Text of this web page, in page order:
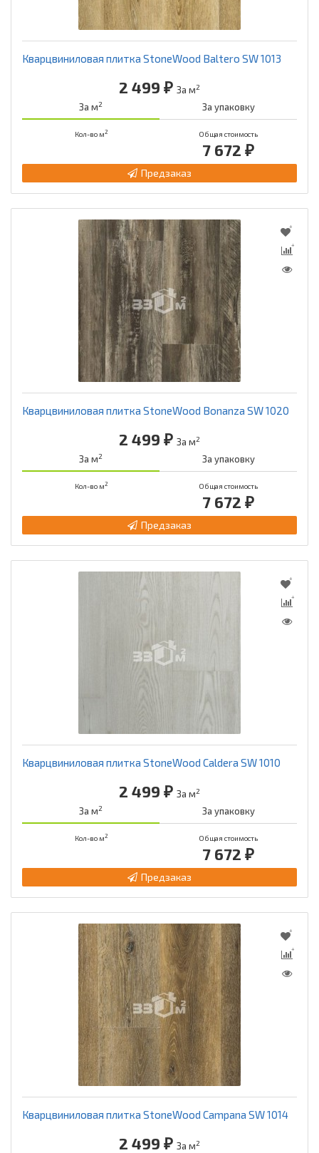
Кварцвиниловая плитка StoneWood Baltero SW 1013
2 499 ₽ За м2
За м2 За упаковку
Кол-во м2 Общая стоимость
7 672 ₽
Предзаказ
Кварцвиниловая плитка StoneWood Bonanza SW 1020
2 499 ₽ За м2
За м2 За упаковку
Кол-во м2 Общая стоимость
7 672 ₽
Предзаказ
Кварцвиниловая плитка StoneWood Caldera SW 1010
2 499 ₽ За м2
За м2 За упаковку
Кол-во м2 Общая стоимость
7 672 ₽
Предзаказ
Кварцвиниловая плитка StoneWood Campana SW 1014
2 499 ₽ За м2